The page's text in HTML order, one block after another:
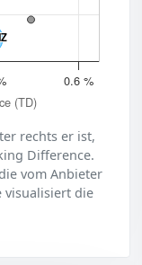
(TD)
0.6 %
rechts er ist,
Difference.
vom Anbieter
visualisiert die